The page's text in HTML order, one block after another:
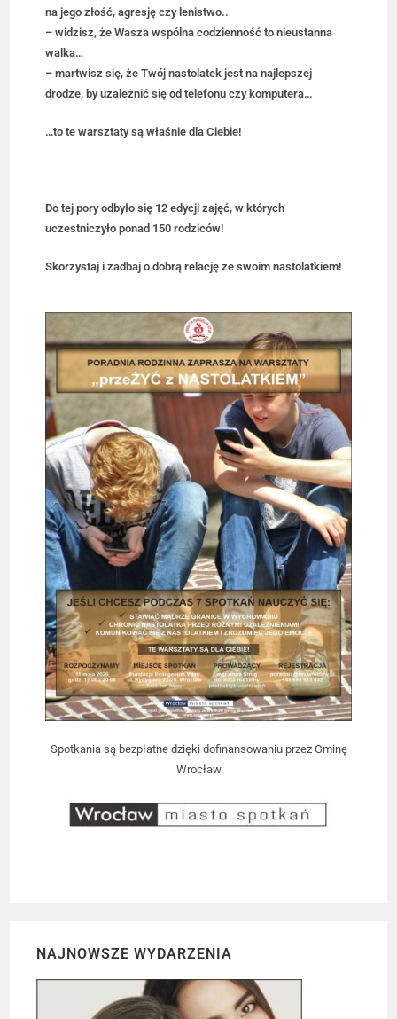
na jego złość, agresję czy lenistwo..
– widzisz, że Wasza wspólna codzienność to nieustanna
walka…
– martwisz się, że Twój nastolatek jest na najlepszej
drodze, by uzależnić się od telefonu czy komputera…
…to te warsztaty są właśnie dla Ciebie!
Do tej pory odbyło się 12 edycji zajęć, w których
uczestniczyło ponad 150 rodziców!
Skorzystaj i zadbaj o dobrą relację ze swoim nastolatkiem!
Spotkania są bezpłatne dzięki dofinansowaniu przez Gminę
Wrocław
NAJNOWSZE WYDARZENIA